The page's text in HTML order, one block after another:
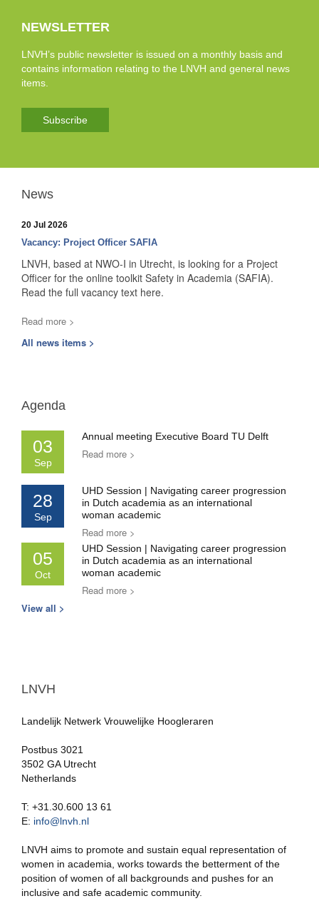
NEWSLETTER
LNVH’s public newsletter is issued on a monthly basis and
contains information relating to the LNVH and general news
items.
Subscribe
News
20 Jul 2026
Vacancy: Project Officer SAFIA
LNVH, based at NWO-I in Utrecht, is looking for a Project
Officer for the online toolkit Safety in Academia (SAFIA).
Read the full vacancy text here.
Read more >
All news items >
Agenda
03
Sep
Annual meeting Executive Board TU Delft
Read more >
28
Sep
UHD Session | Navigating career progression
in Dutch academia as an international
woman academic
Read more >
05
Oct
UHD Session | Navigating career progression
in Dutch academia as an international
woman academic
Read more >
View all >
LNVH
Landelijk Netwerk Vrouwelijke Hoogleraren
Postbus 3021
3502 GA Utrecht
Netherlands
T: +31.30.600 13 61
E: info@lnvh.nl
LNVH aims to promote and sustain equal representation of
women in academia, works towards the betterment of the
position of women of all backgrounds and pushes for an
inclusive and safe academic community.